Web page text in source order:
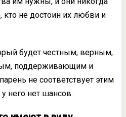
кто не достоин их любви и
будет честным, верным,
поддерживающим и
не соответствует этим
него нет шансов.